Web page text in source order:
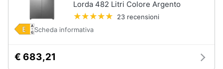
musica
Clima
Arredo
Lorda 482 Litri Colore Argento
23 recensioni
Scheda informativa
€ 683,21